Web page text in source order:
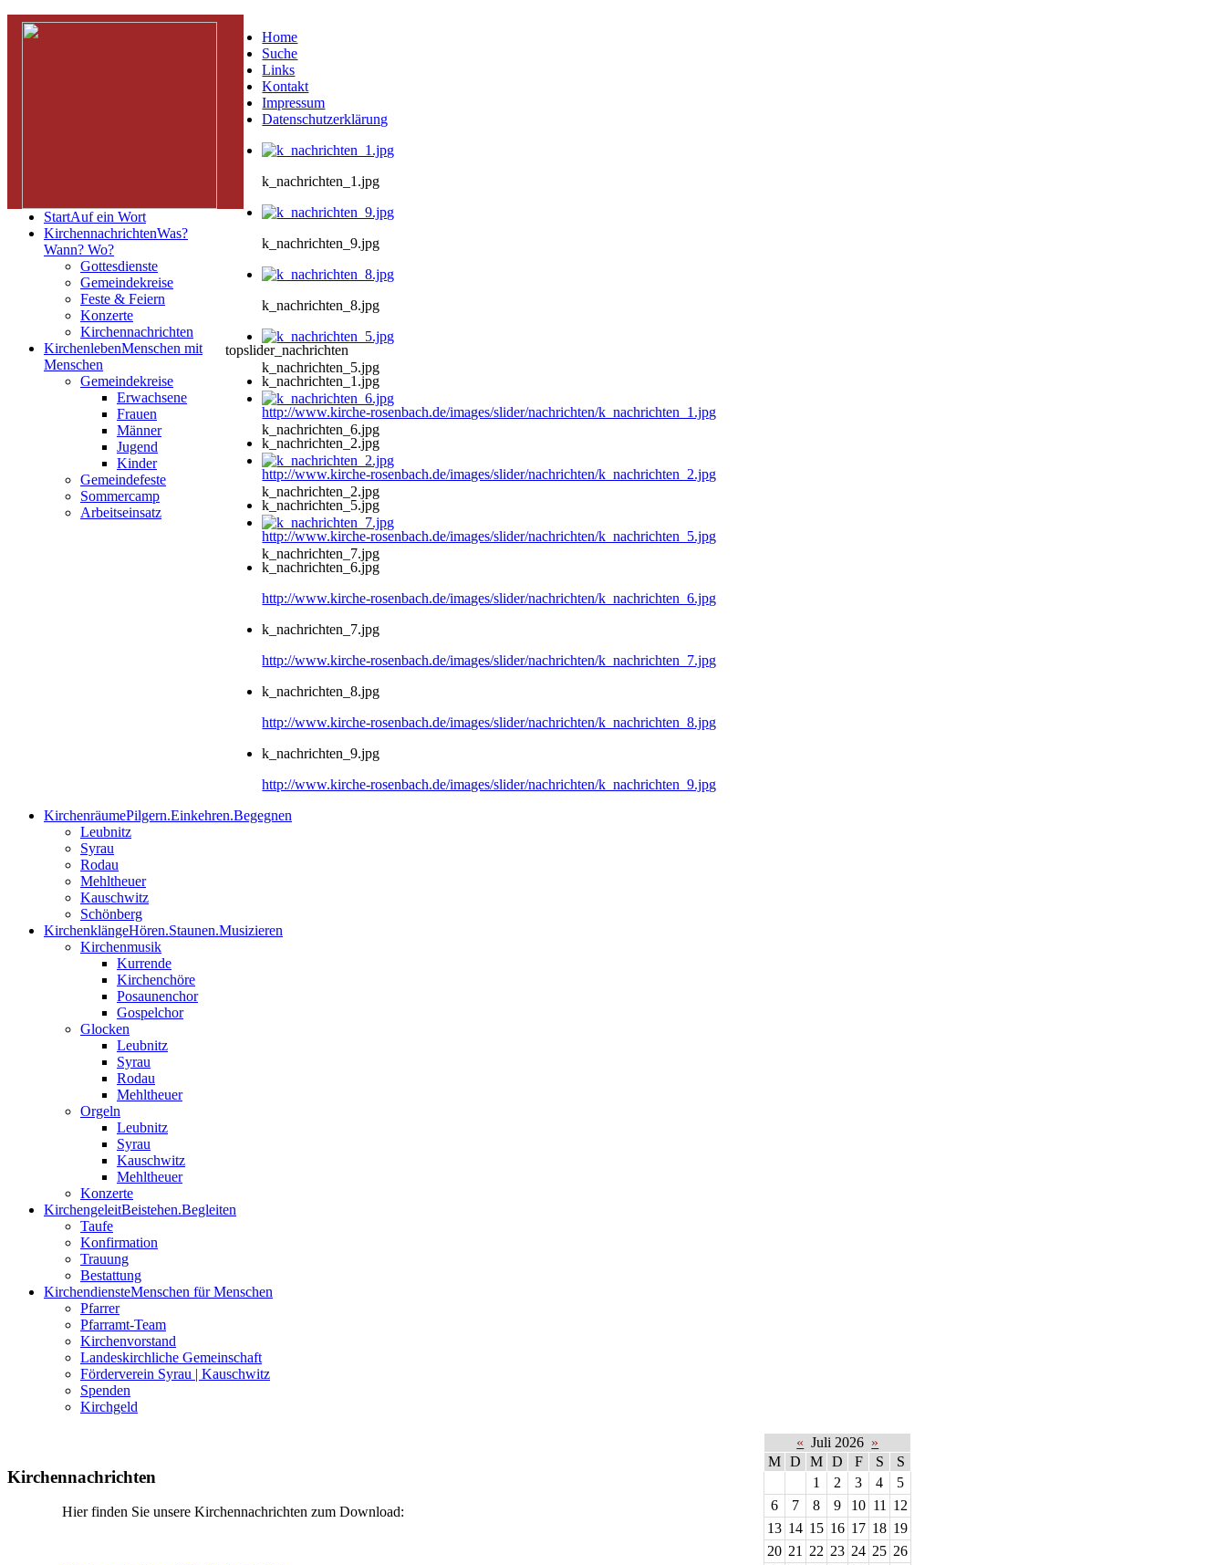
Home
Suche
Links
Kontakt
Impressum
Datenschutzerklärung
k_nachrichten_1.jpg
k_nachrichten_9.jpg
k_nachrichten_8.jpg
k_nachrichten_5.jpg
k_nachrichten_6.jpg
k_nachrichten_2.jpg
k_nachrichten_7.jpg
topslider_nachrichten
k_nachrichten_1.jpg
http://www.kirche-rosenbach.de/images/slider/nachrichten/k_nachrichten_1.jpg
k_nachrichten_2.jpg
http://www.kirche-rosenbach.de/images/slider/nachrichten/k_nachrichten_2.jpg
k_nachrichten_5.jpg
http://www.kirche-rosenbach.de/images/slider/nachrichten/k_nachrichten_5.jpg
k_nachrichten_6.jpg
http://www.kirche-rosenbach.de/images/slider/nachrichten/k_nachrichten_6.jpg
k_nachrichten_7.jpg
http://www.kirche-rosenbach.de/images/slider/nachrichten/k_nachrichten_7.jpg
k_nachrichten_8.jpg
http://www.kirche-rosenbach.de/images/slider/nachrichten/k_nachrichten_8.jpg
k_nachrichten_9.jpg
http://www.kirche-rosenbach.de/images/slider/nachrichten/k_nachrichten_9.jpg
StartAuf ein Wort
KirchennachrichtenWas?
Wann? Wo?
Gottesdienste
Gemeindekreise
Feste & Feiern
Konzerte
Kirchennachrichten
KirchenlebenMenschen mit
Menschen
Gemeindekreise
Erwachsene
Frauen
Männer
Jugend
Kinder
Gemeindefeste
Sommercamp
Arbeitseinsatz
KirchenräumePilgern.Einkehren.Begegnen
Leubnitz
Syrau
Rodau
Mehltheuer
Kauschwitz
Schönberg
KirchenklängeHören.Staunen.Musizieren
Kirchenmusik
Kurrende
Kirchenchöre
Posaunenchor
Gospelchor
Glocken
Leubnitz
Syrau
Rodau
Mehltheuer
Orgeln
Leubnitz
Syrau
Kauschwitz
Mehltheuer
Konzerte
KirchengeleitBeistehen.Begleiten
Taufe
Konfirmation
Trauung
Bestattung
KirchendiensteMenschen für Menschen
Pfarrer
Pfarramt-Team
Kirchenvorstand
Landeskirchliche Gemeinschaft
Förderverein Syrau | Kauschwitz
Spenden
Kirchgeld
Kirchennachrichten
Hier finden Sie unsere Kirchennachrichten zum Download:
« Juli 2026 »
M
D M D F S
S
1
2 3 4
5
6
7 8 9 10 11
12
13 14 15 16 17 18 19
20 21 22 23 24 25 26